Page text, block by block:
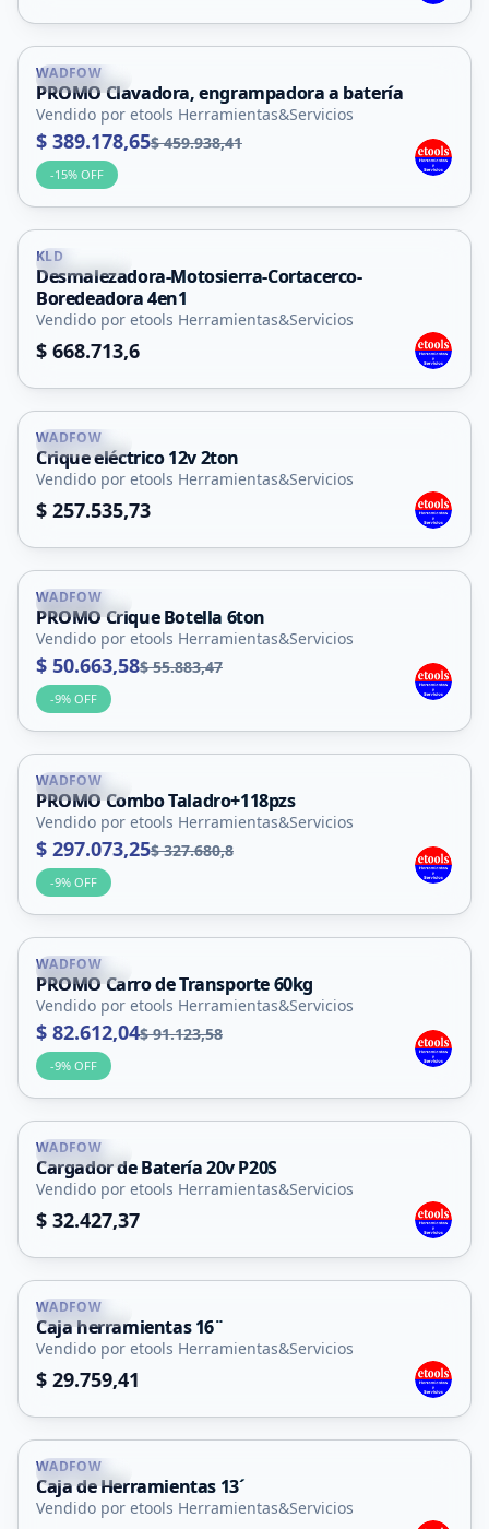
La Punta
WADFOW
PROMO Clavadora, engrampadora a batería
Vendido por etools Herramientas&Servicios
$ 389.178,65$ 459.938,41
-15% OFF
KLD
Desmalezadora-Motosierra-Cortacerco-
Boredeadora 4en1
Vendido por etools Herramientas&Servicios
$ 668.713,6
La Punta
WADFOW
Crique eléctrico 12v 2ton
Vendido por etools Herramientas&Servicios
$ 257.535,73
La Punta
WADFOW
PROMO Crique Botella 6ton
Vendido por etools Herramientas&Servicios
$ 50.663,58$ 55.883,47
-9% OFF
La Punta
WADFOW
PROMO Combo Taladro+118pzs
Vendido por etools Herramientas&Servicios
$ 297.073,25$ 327.680,8
-9% OFF
La Punta
WADFOW
PROMO Carro de Transporte 60kg
Vendido por etools Herramientas&Servicios
$ 82.612,04$ 91.123,58
-9% OFF
La Punta
WADFOW
Cargador de Batería 20v P20S
Vendido por etools Herramientas&Servicios
$ 32.427,37
La Punta
WADFOW
Caja herramientas 16¨
Vendido por etools Herramientas&Servicios
$ 29.759,41
La Punta
WADFOW
Caja de Herramientas 13´
Vendido por etools Herramientas&Servicios